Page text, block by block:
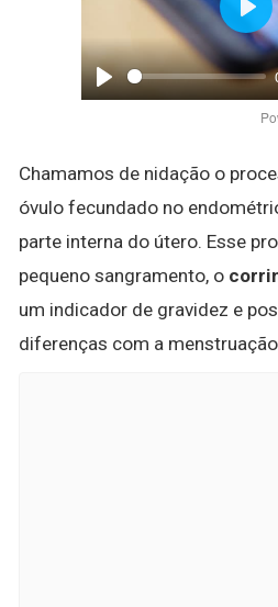
Play
Play
Chamamos de nidação o
óvulo fecundado no
parte interna do útero. Esse
pequeno sangramento, o
um indicador de gravidez e
diferenças com a